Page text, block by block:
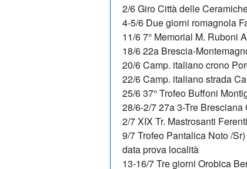
2/6 Giro Città delle
4-5/6 Due giorni romagnola
11/6 7° Memorial M. Ruboni
18/6 22a Brescia-
20/6 Camp. italiano crono
22/6 Camp. italiano strada
25/6 37° Trofeo Buffoni
28/6-2/7 27a 3-Tre Bresciana
2/7 XIX Tr. Mastrosanti
9/7 Trofeo Pantalica Noto /Sr)
data prova località
13-16/7 Tre giorni Orobica